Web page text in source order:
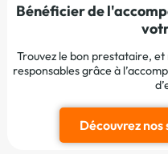
Bénéficier de
Trouvez le bon prestataire, et
responsables grâce à
Découvrez